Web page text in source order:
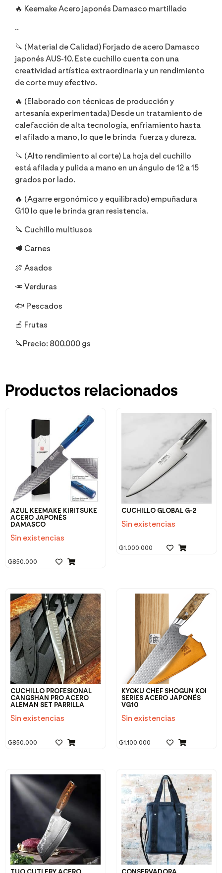
🔥 Keemake Acero japonés Damasco martillado
..
🔪 (Material de Calidad) Forjado de acero Damasco
japonés AUS-10. Este cuchillo cuenta con una
creatividad artística extraordinaria y un rendimiento
de corte muy efectivo.
🔥 (Elaborado con técnicas de producción y
artesanía experimentada) Desde un tratamiento de
calefacción de alta tecnología, enfriamiento hasta
el afilado a mano, lo que le brinda fuerza y dureza.
🔪 (Alto rendimiento al corte) La hoja del cuchillo
está afilada y pulida a mano en un ángulo de 12 a 15
grados por lado.
🔥 (Agarre ergonómico y equilibrado) empuñadura
G10 lo que le brinda gran resistencia.
🔪 Cuchillo multiusos
🥩 Carnes
🍖 Asados
🥕 Verduras
🐟 Pescados
🍎 Frutas
🔪Precio: 800.000 gs
Productos relacionados
AZUL KEEMAKE KIRITSUKE
ACERO JAPONÉS
DAMASCO
Sin existencias
₲850.000
CUCHILLO GLOBAL G-2
Sin existencias
₲1.000.000
CUCHILLO PROFESIONAL
CANGSHAN PRO ACERO
ALEMAN SET PARRILLA
Sin existencias
₲850.000
KYOKU CHEF SHOGUN KOI
SERIES ACERO JAPONÉS
VG10
Sin existencias
₲1.100.000